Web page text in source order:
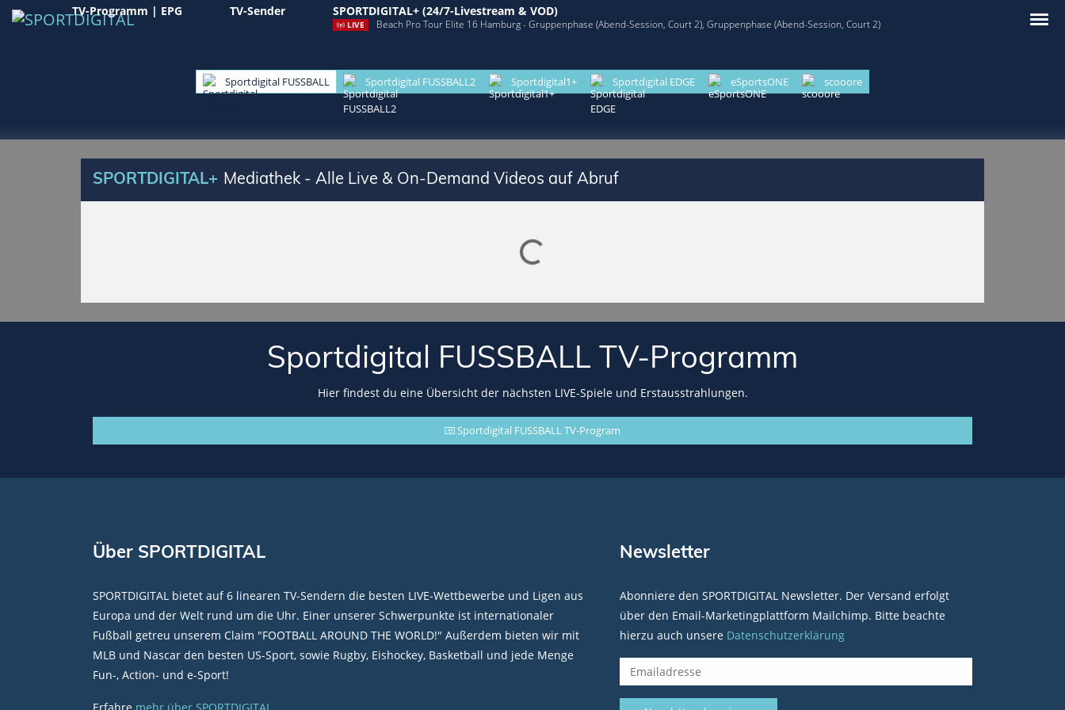
TV-Programm | EPG TV-Sender SPORTDIGITAL+ (24/7-Livestream & VOD)
LIVE Beach Pro Tour Elite 16 Hamburg - Gruppenphase (Abend-Session, Court 2), Gruppenphase (Abend-Session, Court 2)
Sportdigital FUSSBALL Sportdigital FUSSBALL2 Sportdigital1+ Sportdigital EDGE eSportsONE scooore
SPORTDIGITAL+ Mediathek - Alle Live & On-Demand Videos auf Abruf
Lade SPORTDIGITAL+ Mediathek
Sportdigital FUSSBALL TV-Programm
Hier findest du eine Übersicht der nächsten LIVE-Spiele und Erstausstrahlungen.
Sportdigital FUSSBALL TV-Program
Über SPORTDIGITAL
SPORTDIGITAL bietet auf 6 linearen TV-Sendern die besten LIVE-Wettbewerbe und Ligen aus
Europa und der Welt rund um die Uhr. Einer unserer Schwerpunkte ist internationaler
Fußball getreu unserem Claim "FOOTBALL AROUND THE WORLD!" Außerdem bieten wir mit
MLB und Nascar den besten US-Sport, sowie Rugby, Eishockey, Basketball und jede Menge
Fun-, Action- und e-Sport!
Newsletter
Abonniere den SPORTDIGITAL Newsletter. Der Versand erfolgt
über den Email-Marketingplattform Mailchimp. Bitte beachte
hierzu auch unsere Datenschutzerklärung